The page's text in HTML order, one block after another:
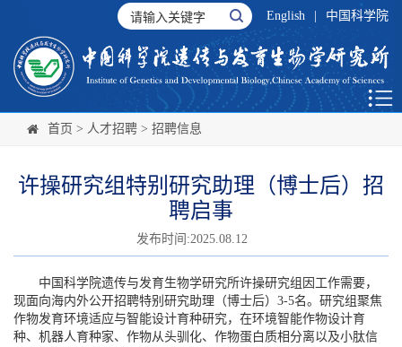
English 中国科学院
首页 > 人才招聘 > 招聘信息
许操研究组特别研究助理（博士后）招
聘启事
发布时间:2025.08.12
中国科学院遗传与发育生物学研究所许操研究组因工作需要，
现面向海内外公开招聘特别研究助理（博士后）3-5名。研究组聚焦
作物发育环境适应与智能设计育种研究，在环境智能作物设计育
种、机器人育种家、作物从头驯化、作物蛋白质相分离以及小肽信